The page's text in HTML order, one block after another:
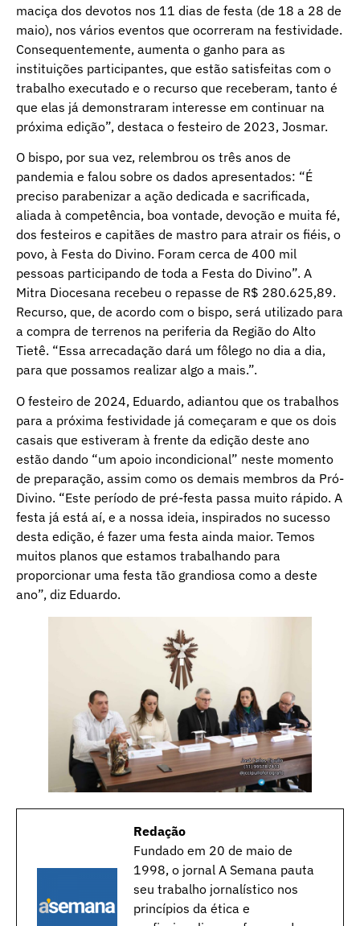
maciça dos devotos nos 11 dias de festa (de 18 a 28 de
maio), nos vários eventos que ocorreram na festividade.
Consequentemente, aumenta o ganho para as
instituições participantes, que estão satisfeitas com o
trabalho executado e o recurso que receberam, tanto é
que elas já demonstraram interesse em continuar na
próxima edição”, destaca o festeiro de 2023, Josmar.
O bispo, por sua vez, relembrou os três anos de
pandemia e falou sobre os dados apresentados: “É
preciso parabenizar a ação dedicada e sacrificada,
aliada à competência, boa vontade, devoção e muita fé,
dos festeiros e capitães de mastro para atrair os fiéis, o
povo, à Festa do Divino. Foram cerca de 400 mil
pessoas participando de toda a Festa do Divino”. A
Mitra Diocesana recebeu o repasse de R$ 280.625,89.
Recurso, que, de acordo com o bispo, será utilizado para
a compra de terrenos na periferia da Região do Alto
Tietê. “Essa arrecadação dará um fôlego no dia a dia,
para que possamos realizar algo a mais.”.
O festeiro de 2024, Eduardo, adiantou que os trabalhos
para a próxima festividade já começaram e que os dois
casais que estiveram à frente da edição deste ano
estão dando “um apoio incondicional” neste momento
de preparação, assim como os demais membros da Pró-
Divino. “Este período de pré-festa passa muito rápido. A
festa já está aí, e a nossa ideia, inspirados no sucesso
desta edição, é fazer uma festa ainda maior. Temos
muitos planos que estamos trabalhando para
proporcionar uma festa tão grandiosa como a deste
ano”, diz Eduardo.
Redação
Fundado em 20 de maio de
1998, o jornal A Semana pauta
seu trabalho jornalístico nos
princípios da ética e